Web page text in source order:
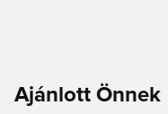
Ajánlott Önnek